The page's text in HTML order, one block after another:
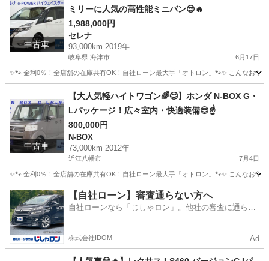
中古車
ミリーに人気の高性能ミニバン😎🔥
1,988,000円
セレナ
93,000km 2019年
岐阜県 海津市 6月17日
✨🐾 金利0％！全店舗の在庫共有OK！自社ローン最大手「オトロン」🐾✨ こんなお
セレナ
中古車
【大人気軽ハイトワゴン🌈😊】ホンダ N-BOX G・
Lパッケージ！広々室内・快適装備😎☝️
800,000円
N-BOX
73,000km 2012年
近江八幡市 7月4日
✨🐾 金利0％！全店舗の在庫共有OK！自社ローン最大手「オトロン」🐾✨ こんなお
滋賀 近江八幡市 N-BOX
【自社ローン】審査通らない方へ
自社ローンなら「じしゃロン」。他社の審査に通らな
株式会社IDOM Ad